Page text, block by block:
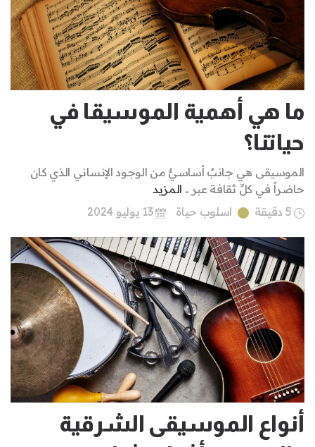
ما هي أهمية الموسيقا في
حياتنا؟
الموسيقى هي جانبٌ أساسيٌّ من الوجود الإنساني الذي كان
حاضراً في كلِّ ثقافة عبر .. المزيد
5 دقيقة
اسلوب حياة 13 يوليو 2024
أنواع الموسيقى الشرقية